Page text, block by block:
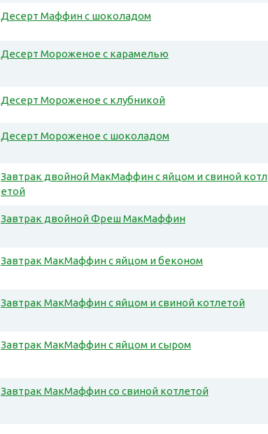
Десерт Маффин с шоколадом
Десерт Мороженое с карамелью
Десерт Мороженое с клубникой
Десерт Мороженое с шоколадом
Завтрак двойной МакМаффин с яйцом и свиной котл
етой
Завтрак двойной Фреш МакМаффин
Завтрак МакМаффин с яйцом и беконом
Завтрак МакМаффин с яйцом и свиной котлетой
Завтрак МакМаффин с яйцом и сыром
Завтрак МакМаффин со свиной котлетой